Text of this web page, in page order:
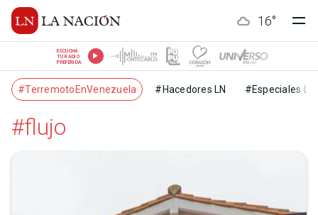
16°
ESCUCHÁ
TU RADIO
PREFERIDA
#TerremotoEnVenezuela #Hacedores LN #Especiales LN
#flujo